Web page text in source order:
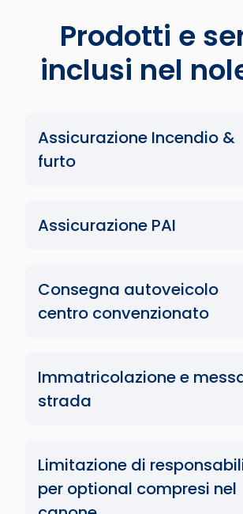
Prodotti e
inclusi nel
Assicurazione Incendio &
furto
Assicurazione PAI
Consegna autoveicolo
centro convenzionato
Immatricolazione e
strada
Limitazione di
per optional compresi nel